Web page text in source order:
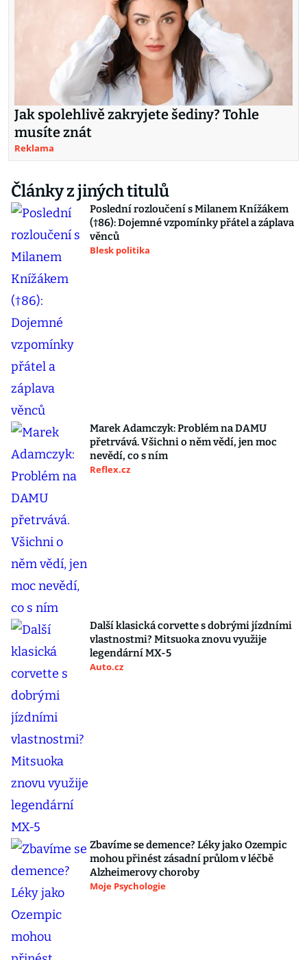
Jak spolehlivě zakryjete šediny? Tohle
musíte znát
Reklama
Články z jiných titulů
Poslední rozloučení s Milanem Knížákem
(†86): Dojemné vzpomínky přátel a záplava
věnců
Blesk politika
Marek Adamczyk: Problém na DAMU
přetrvává. Všichni o něm vědí, jen moc
nevědí, co s ním
Reflex.cz
Další klasická corvette s dobrými jízdními
vlastnostmi? Mitsuoka znovu využije
legendární MX-5
Auto.cz
Zbavíme se demence? Léky jako Ozempic
mohou přinést zásadní průlom v léčbě
Alzheimerovy choroby
Moje Psychologie